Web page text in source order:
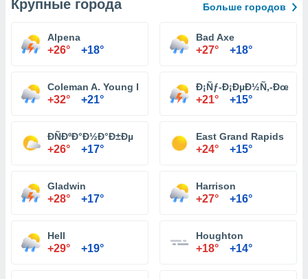
Крупные города Больше городов
Alpena
+26° +18°
Bad Axe
+27° +18°
Coleman A. Young International Airport Detroit
+32° +21°
Ð¡Ñƒ-Ð¡ÐµÐ½Ñ‚-
+21° +15°
Ð­ÑÐºÐ°Ð½Ð°Ð±Ðµ
+26° +17°
East Grand Rapids
+24° +15°
Gladwin
+28° +17°
Harrison
+27° +16°
Hell
+29° +19°
Houghton
+18° +14°